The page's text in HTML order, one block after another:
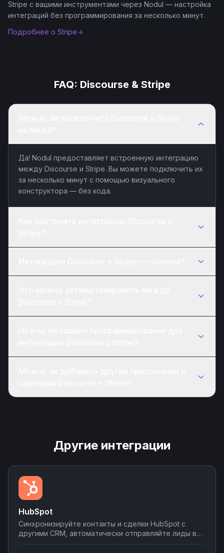
Stripe с вашими инструментами через Nodul — настройка
интеграций без программирования за несколько минут.
Подробнее о Stripe
FAQ: Discourse & Stripe
Да! Nodul предоставляет встроенную интеграцию
между Discourse и Stripe. Вы можете подключить их
за несколько минут с помощью визуального
конструктора — без кода.
Другие интеграции
HubSpot
Синхронизируйте контакты и сделки HubSpot с
другими CRM, автоматически отправляйте лиды в